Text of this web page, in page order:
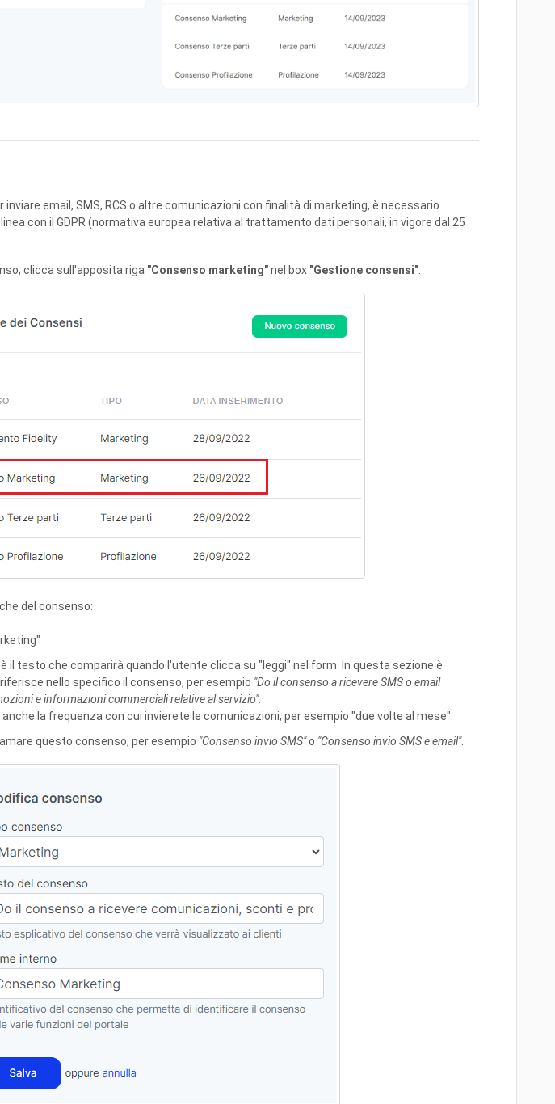
email, SMS, RCS o altre comunicazioni con finalità di marketing, è necessario
con il GDPR (normativa europea relativa al trattamento dati personali, in vigore dal 25
clicca sull'apposita riga "Consenso marketing"nel box "Gestione consensi":
del consenso:
il testo che comparirà quando l'utente clicca su "leggi" nel form. In questa sezione è
nello specifico il consenso, per esempio "Do il consenso a ricevere SMS o email
e informazioni commerciali relative al servizio".
la frequenza con cui invierete le comunicazioni, per esempio "due volte al mese".
questo consenso, per esempio "Consenso invio SMS"o "Consenso invio SMS e email".